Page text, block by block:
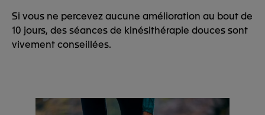
Si vous ne percevez aucune amélioration au bout de
10 jours, des séances de kinésithérapie douces sont
vivement conseillées.